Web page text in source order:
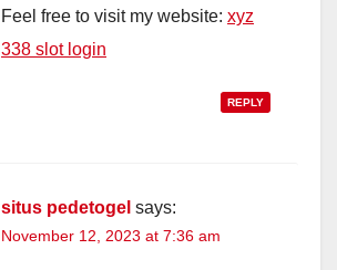
Feel free to visit mу website: xyz
338 slot login
REPLY
situs pedetogel says:
November 12, 2023 at 7:36 am